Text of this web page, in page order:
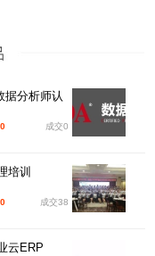
据分析师认
成交0
培训
成交38
云ERP